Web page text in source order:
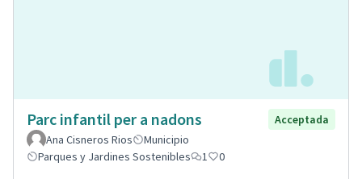
Parc infantil per a nadons
Acceptada
Ana Cisneros Rios
Municipio
Parques y Jardines Sostenibles
1 0